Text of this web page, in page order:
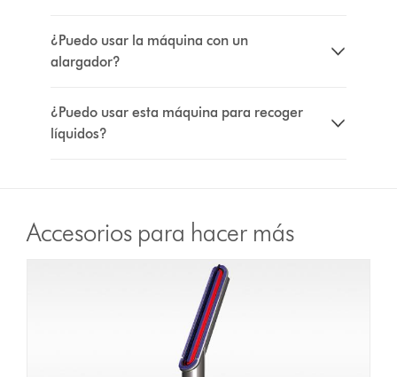
¿Puedo usar la máquina con un
alargador?
¿Puedo usar esta máquina para recoger
líquidos?
Accesorios para hacer más